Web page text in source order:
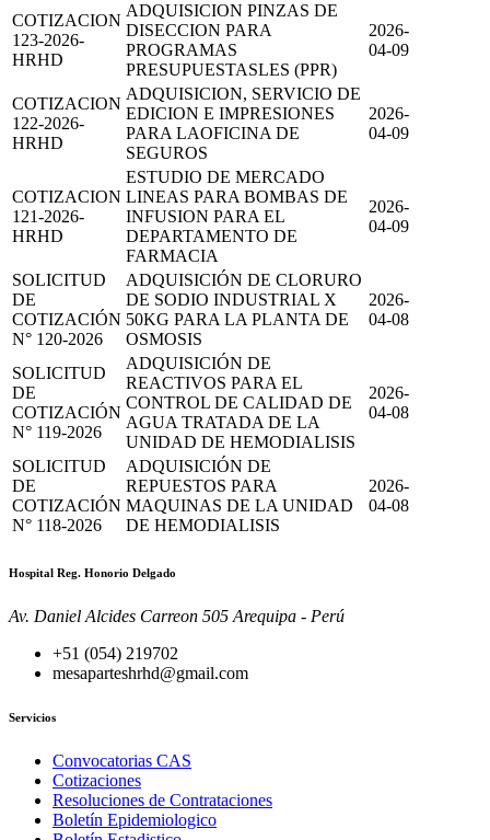
COTIZACION
123-2026-
HRHD
ADQUISICION PINZAS DE
DISECCION PARA
PROGRAMAS
PRESUPUESTASLES (PPR)
2026-
04-09
COTIZACION
122-2026-
HRHD
ADQUISICION, SERVICIO DE
EDICION E IMPRESIONES
PARA LAOFICINA DE
SEGUROS
2026-
04-09
COTIZACION
121-2026-
HRHD
ESTUDIO DE MERCADO
LINEAS PARA BOMBAS DE
INFUSION PARA EL
DEPARTAMENTO DE
FARMACIA
2026-
04-09
SOLICITUD
DE
COTIZACIÓN
N° 120-2026
ADQUISICIÓN DE CLORURO
DE SODIO INDUSTRIAL X
50KG PARA LA PLANTA DE
OSMOSIS
2026-
04-08
SOLICITUD
DE
COTIZACIÓN
N° 119-2026
ADQUISICIÓN DE
REACTIVOS PARA EL
CONTROL DE CALIDAD DE
AGUA TRATADA DE LA
UNIDAD DE HEMODIALISIS
2026-
04-08
SOLICITUD
DE
COTIZACIÓN
N° 118-2026
ADQUISICIÓN DE
REPUESTOS PARA
MAQUINAS DE LA UNIDAD
DE HEMODIALISIS
2026-
04-08
Hospital Reg. Honorio Delgado
Av. Daniel Alcides Carreon 505 Arequipa - Perú
+51 (054) 219702
mesaparteshrhd@gmail.com
Servicios
Convocatorias CAS
Cotizaciones
Resoluciones de Contrataciones
Boletín Epidemiologico